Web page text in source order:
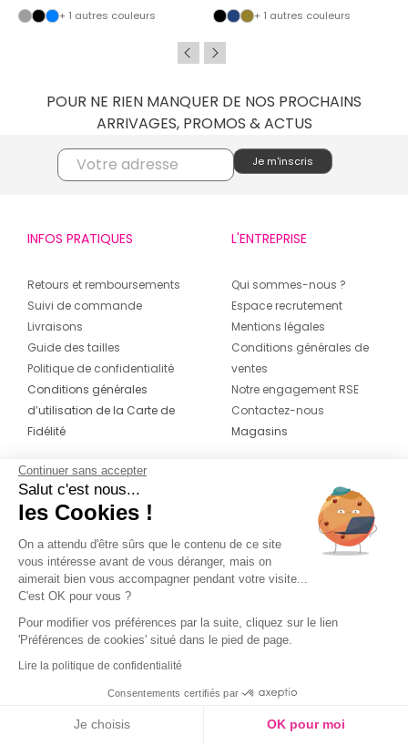
+ 1 autres couleurs
+ 1 autres couleurs
POUR NE RIEN MANQUER DE NOS PROCHAINS
ARRIVAGES, PROMOS & ACTUS
INFOS PRATIQUES
Retours et remboursements
Suivi de commande
Livraisons
Guide des tailles
Politique de confidentialité
Conditions générales
d’utilisation de la Carte de
Fidélité
L'ENTREPRISE
Qui sommes-nous ?
Espace recrutement
Mentions légales
Conditions générales de
ventes
Notre engagement RSE
Contactez-nous
Magasins
CONTACT
04 42 20 78 42
Du lundi au jeudi de 8h30 à 16h30 & le
vendredi de 8h30 à 15h30
Continuer sans accepter
Salut c'est nous...
les Cookies !
On a attendu d'être sûrs que le contenu de ce site
vous intéresse avant de vous déranger, mais on
aimerait bien vous accompagner pendant votre visite...
C'est OK pour vous ?
Pour modifier vos préférences par la suite, cliquez sur le lien
'Préférences de cookies' situé dans le pied de page.
Lire la politique de confidentialité
Consentements certifiés par
Je choisis OK pour moi